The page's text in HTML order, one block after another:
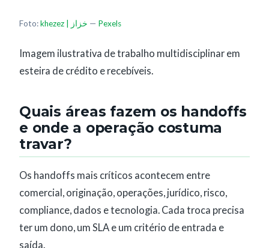
Foto: khezez | خزاز — Pexels
Imagem ilustrativa de trabalho multidisciplinar em
esteira de crédito e recebíveis.
Quais áreas fazem os handoffs
e onde a operação costuma
travar?
Os handoffs mais críticos acontecem entre
comercial, originação, operações, jurídico, risco,
compliance, dados e tecnologia. Cada troca precisa
ter um dono, um SLA e um critério de entrada e
saída.